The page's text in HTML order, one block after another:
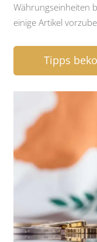
Währungseinheiten
einige Artikel
Tipps